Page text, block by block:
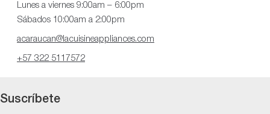
Lunes a viernes 9:00am – 6:00pm
Sábados 10:00am a 2:00pm
acaraucan@lacuisineappliances.com
+57 322 5117572
Suscríbete